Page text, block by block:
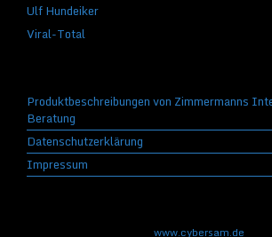
Ulf Hundeiker
Viral-Total
Produktbeschreibungen von Zimmermanns
Beratung
Datenschutzerklärung
Impressum
www.cybersam.de